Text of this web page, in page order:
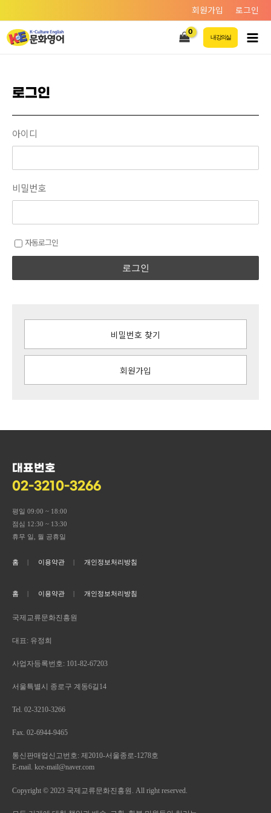
회원가입 로그인
내 강의실
로그인
아이디
비밀번호
자동로그인
로그인
비밀번호 찾기
회원가입
대표번호
02-3210-3266
평일 09:00 ~ 18:00
점심 12:30 ~ 13:30
휴무 일, 월 공휴일
홈 이용약관 개인정보처리방침
홈 이용약관 개인정보처리방침
국제교류문화진흥원
대표: 유정희
사업자등록번호: 101-82-67203
서울특별시 종로구 계동6길14
Tel. 02-3210-3266
Fax. 02-6944-9465
통신판매업신고번호: 제2010-서울종로-1278호
E-mail. kce-mail@naver.com
Copyright © 2023 국제교류문화진흥원. All right reserved.